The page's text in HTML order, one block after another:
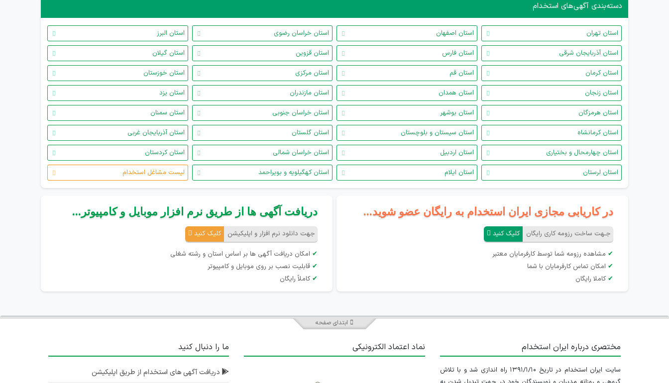
دسته‌بندی آگهی‌های استخدام
استان تهران استان اصفهان استان خراسان رضوی
استان البرز
استان آذربایجان شرقی
استان فارس استان قزوین
استان گیلان
استان کرمان
استان قم استان مرکزی
استان خوزستان
استان زنجان
استان همدان استان مازندران
استان یزد
استان هرمزگان
استان بوشهر استان خراسان جنوبی
استان سمنان
استان کرمانشاه
استان سیستان و بلوچستان استان گلستان
استان آذربایجان غربی
استان چهارمحال و بختیاری
استان اردبیل استان خراسان شمالی
استان کردستان
استان لرستان
استان ایلام استان کهگیلویه و بویراحمد لیست مشاغل استخدام
در کاریابی مجازی ایران استخدام به رایگان عضو شوید...
جـهت ساخت رزومه کاری رایگان کلیک کنید
✔ مشاهده رزومه شما توسط کارفرمایان معتبر
✔ امکان تماس کارفرمایان با شما
✔ کاملا رایگان
دریافت آگهی ها از طریق نرم افزار موبایل و کامپیوتر...
جهت دانلود نرم افزار و اپلیکیشن کلیک کنید
✔ امکان دریافت آگهی ها بر اساس استان و رشته شغلی
✔ قابلیت نصب بر روی موبایل و کامپیوتر
✔ کاملاً رایگان
ابتدای صفحه
مختصری درباره ایران استخدام
سایت ایران استخدام در تاریخ ۱۳۹۱/۱/۱۰ راه اندازی شد و با تلاش
نماد اعتماد الکترونیکی ما را دنبال کنید
دریافت آگهی های استخدام از طریق اپلیکیشن